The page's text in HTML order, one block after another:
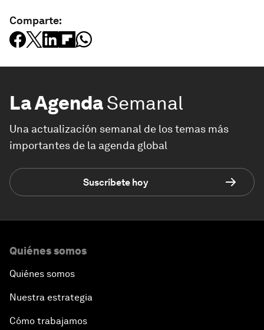
Comparte:
La AgendaSemanal
Una actualización semanal de los temas más
importantes de la agenda global
Suscríbete hoy
Quiénes somos
Quiénes somos
Nuestra estrategia
Cómo trabajamos